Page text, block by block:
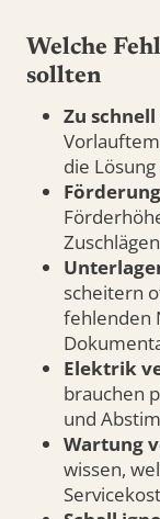
Welche
sollten
Zu
die
scheitern
fehlenden
Elektrik
brauchen
und
Wartung
wissen,